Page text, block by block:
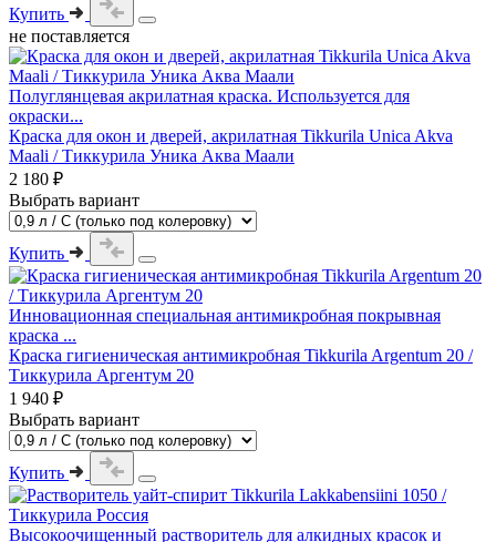
Купить
не поставляется
Полуглянцевая акрилатная краска. Используется для
окраски...
Краска для окон и дверей, акрилатная Tikkurila Unica Akva
Maali / Тиккурила Уника Аква Маали
2 180 ₽
Выбрать вариант
Купить
Инновационная специальная антимикробная покрывная
краска ...
Краска гигиеническая антимикробная Tikkurila Argentum 20 /
Тиккурила Аргентум 20
1 940 ₽
Выбрать вариант
Купить
Высокоочищенный растворитель для алкидных красок и